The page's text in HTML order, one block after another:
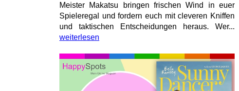
Meister Makatsu bringen frischen Wind in euer
Spieleregal und fordern euch mit cleveren Kniffen
und taktischen Entscheidungen heraus. Wer...
weiterlesen